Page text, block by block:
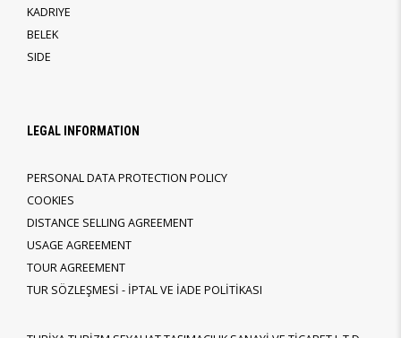
KADRIYE
BELEK
SIDE
LEGAL INFORMATION
PERSONAL DATA PROTECTION POLICY
COOKIES
DISTANCE SELLING AGREEMENT
USAGE AGREEMENT
TOUR AGREEMENT
TUR SÖZLEŞMESİ - İPTAL VE İADE POLİTİKASI